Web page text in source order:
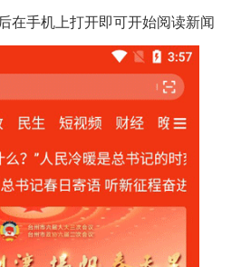
在手机上打开即可开始阅读新闻